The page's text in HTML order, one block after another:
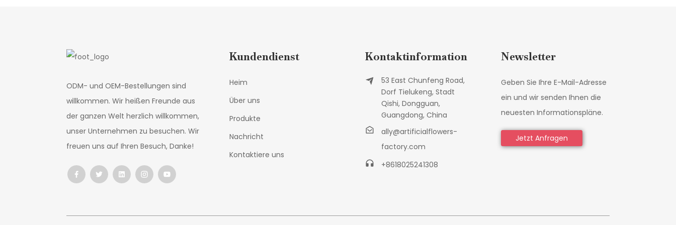
ODM- und OEM-Bestellungen sind
willkommen. Wir heißen Freunde aus
der ganzen Welt herzlich willkommen,
unser Unternehmen zu besuchen. Wir
freuen uns auf Ihren Besuch, Danke!
Kundendienst
Heim
Über uns
Produkte
Nachricht
Kontaktiere uns
Kontaktinformation
53 East Chunfeng Road,
Dorf Tielukeng, Stadt
Qishi, Dongguan,
Guangdong, China
ally@artificialflowers-
factory.com
+8618025241308
Newsletter
Geben Sie Ihre E-Mail-Adresse
ein und wir senden Ihnen die
neuesten Informationspläne.
Jetzt Anfragen